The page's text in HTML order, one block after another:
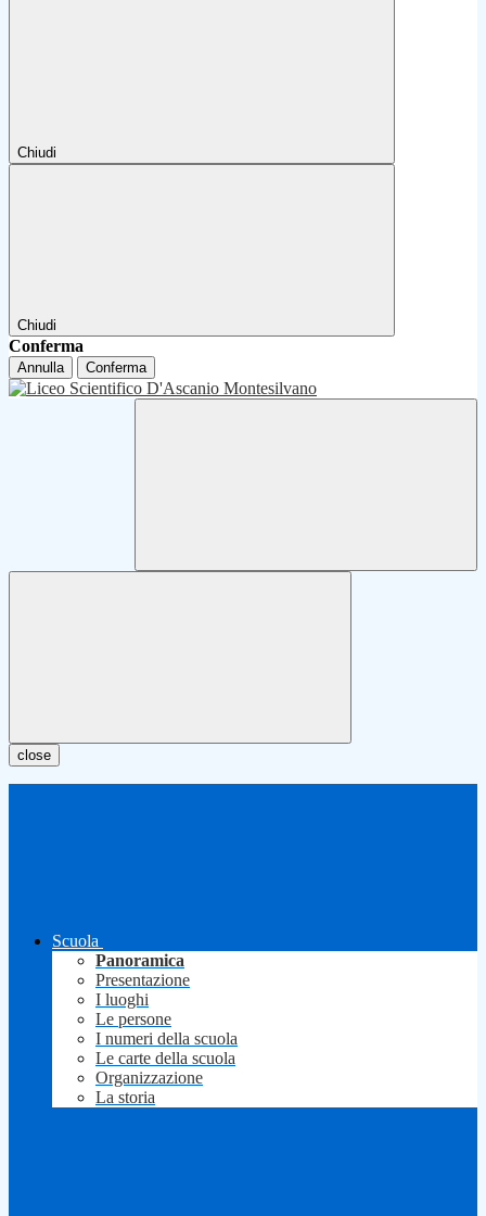
Chiudi
Chiudi
Conferma
Annulla Conferma
close
Scuola
Panoramica
Presentazione
I luoghi
Le persone
I numeri della scuola
Le carte della scuola
Organizzazione
La storia